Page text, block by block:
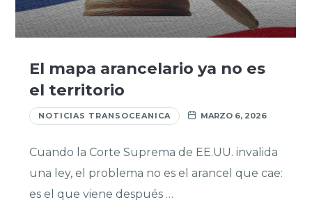
El mapa arancelario ya no es
el territorio
NOTICIAS TRANSOCEANICA MARZO 6, 2026
Cuando la Corte Suprema de EE.UU. invalida
una ley, el problema no es el arancel que cae:
es el que viene después …